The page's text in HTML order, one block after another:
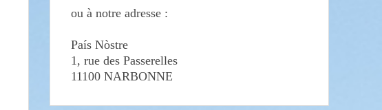
ou à notre adresse :
País Nòstre
1, rue des Passerelles
11100 NARBONNE